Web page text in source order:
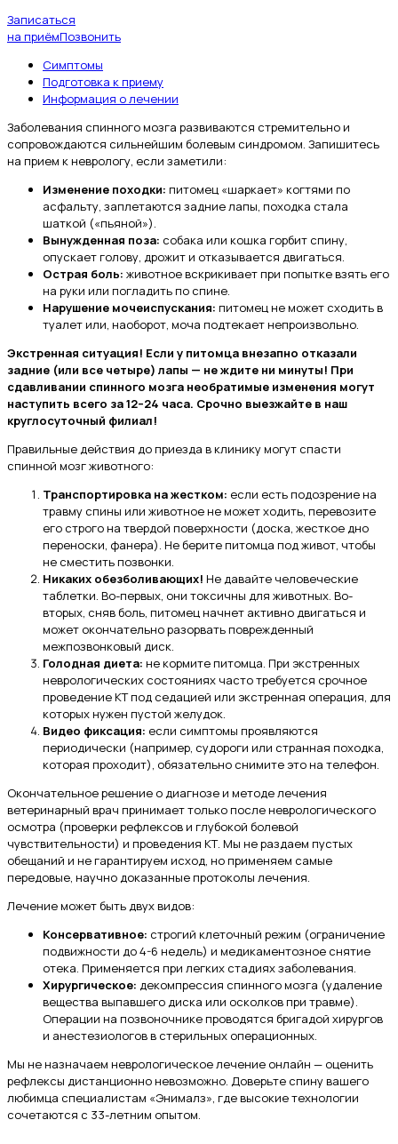
Записаться
на приёмПозвонить
Симптомы
Подготовка к приему
Информация о лечении
Заболевания спинного мозга развиваются стремительно и
сопровождаются сильнейшим болевым синдромом. Запишитесь
на прием к неврологу, если заметили:
Изменение походки: питомец «шаркает» когтями по
асфальту, заплетаются задние лапы, походка стала
шаткой («пьяной»).
Вынужденная поза: собака или кошка горбит спину,
опускает голову, дрожит и отказывается двигаться.
Острая боль: животное вскрикивает при попытке взять его
на руки или погладить по спине.
Нарушение мочеиспускания: питомец не может сходить в
туалет или, наоборот, моча подтекает непроизвольно.
Экстренная ситуация! Если у питомца внезапно отказали
задние (или все четыре) лапы — не ждите ни минуты! При
сдавливании спинного мозга необратимые изменения могут
наступить всего за 12–24 часа. Срочно выезжайте в наш
круглосуточный филиал!
Правильные действия до приезда в клинику могут спасти
спинной мозг животного:
Транспортировка на жестком: если есть подозрение на
травму спины или животное не может ходить, перевозите
его строго на твердой поверхности (доска, жесткое дно
переноски, фанера). Не берите питомца под живот, чтобы
не сместить позвонки.
Никаких обезболивающих! Не давайте человеческие
таблетки. Во-первых, они токсичны для животных. Во-
вторых, сняв боль, питомец начнет активно двигаться и
может окончательно разорвать поврежденный
межпозвонковый диск.
Голодная диета: не кормите питомца. При экстренных
неврологических состояниях часто требуется срочное
проведение КТ под седацией или экстренная операция, для
которых нужен пустой желудок.
Видео фиксация: если симптомы проявляются
периодически (например, судороги или странная походка,
которая проходит), обязательно снимите это на телефон.
Окончательное решение о диагнозе и методе лечения
ветеринарный врач принимает только после неврологического
осмотра (проверки рефлексов и глубокой болевой
чувствительности) и проведения КТ. Мы не раздаем пустых
обещаний и не гарантируем исход, но применяем самые
передовые, научно доказанные протоколы лечения.
Лечение может быть двух видов:
Консервативное: строгий клеточный режим (ограничение
подвижности до 4-6 недель) и медикаментозное снятие
отека. Применяется при легких стадиях заболевания.
Хирургическое: декомпрессия спинного мозга (удаление
вещества выпавшего диска или осколков при травме).
Операции на позвоночнике проводятся бригадой хирургов
и анестезиологов в стерильных операционных.
Мы не назначаем неврологическое лечение онлайн — оценить
рефлексы дистанционно невозможно. Доверьте спину вашего
любимца специалистам «Энималз», где высокие технологии
сочетаются с 33-летним опытом.